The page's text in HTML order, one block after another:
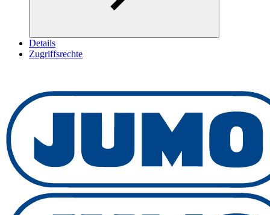
Details
Zugriffsrechte